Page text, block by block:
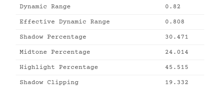
Dynamic Range 0.82
Effective Dynamic Range 0.808
Shadow Percentage 30.471
Midtone Percentage 24.014
Highlight Percentage 45.515
Shadow Clipping 19.332